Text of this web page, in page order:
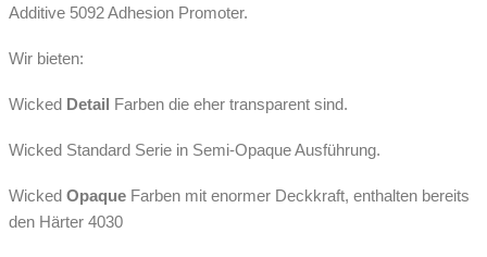
Additive 5092 Adhesion Promoter.
Wir bieten:
Wicked Detail Farben die eher transparent sind.
Wicked Standard Serie in Semi-Opaque Ausführung.
Wicked Opaque Farben mit enormer Deckkraft, enthalten bereits
den Härter 4030